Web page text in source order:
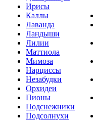
Ирисы
Каллы
Лаванда
Ландыши
Лилии
Маттиола
Мимоза
Нарциссы
Незабудки
Орхидеи
Пионы
Подснежники
Подсолнухи